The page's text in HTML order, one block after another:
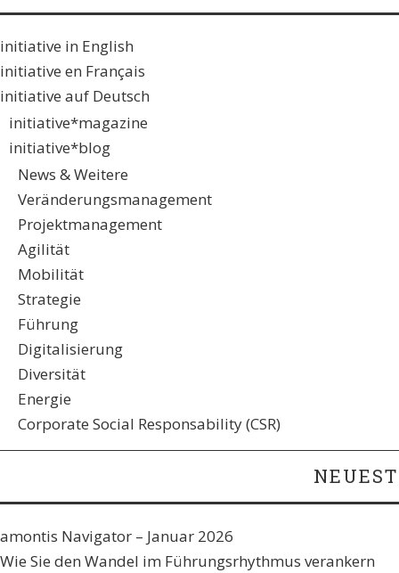
initiative in English
initiative en Français
initiative auf Deutsch
initiative*magazine
initiative*blog
News & Weitere
Veränderungsmanagement
Projektmanagement
Agilität
Mobilität
Strategie
Führung
Digitalisierung
Diversität
Energie
Corporate Social Responsability (CSR)
amontis Navigator – Januar 2026
Wie Sie den Wandel im Führungsrhythmus verankern​